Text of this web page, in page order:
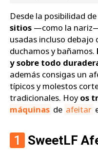
Desde la posibilidad de
sitios —como la
usadas incluso debajo
duchamos y bañamos.
y sobre todo
además consigas un
típicos y molestos
tradicionales. Hoyos
máquinas de afeitar
1 SweetLF